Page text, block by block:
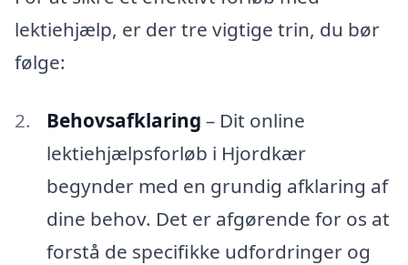
lektiehjælp, er der tre vigtige trin, du bør
følge:
Behovsafklaring – Dit online
lektiehjælpsforløb i Hjordkær
begynder med en grundig afklaring af
dine behov. Det er afgørende for os at
forstå de specifikke udfordringer og